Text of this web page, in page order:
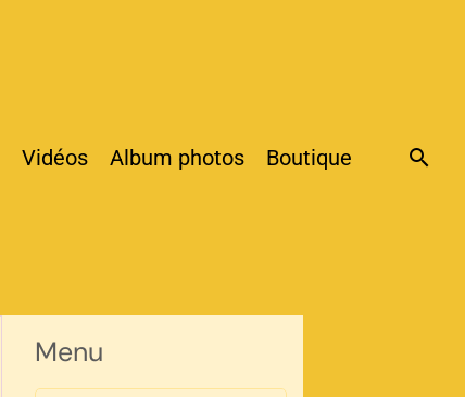
Vidéos Album photos Boutique
Menu